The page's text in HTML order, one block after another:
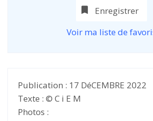
Enregistrer
Voir ma liste de
Publication : 17 DéCEMBRE 2022
Texte : © C i E M
Photos :